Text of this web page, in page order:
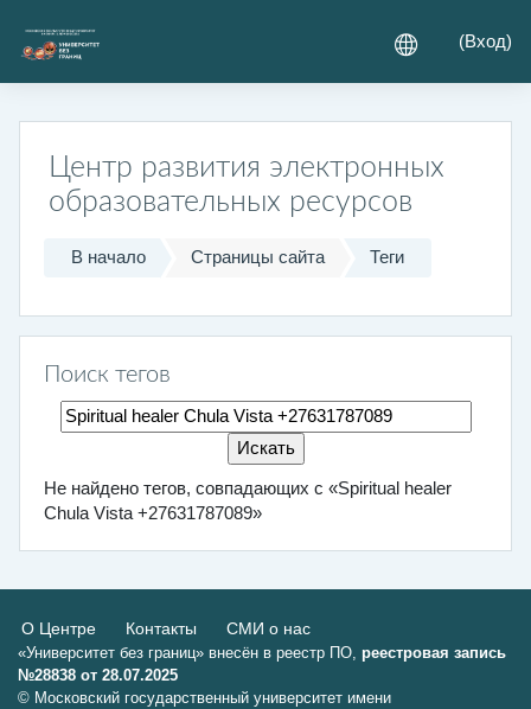
(Вход)
Центр развития электронных
образовательных ресурсов
В начало Страницы сайта Теги
Поиск тегов
Поиск тегов
Не найдено тегов, совпадающих с «Spiritual healer
Chula Vista +27631787089»
О Центре Контакты СМИ о нас
«Университет без границ» внесён в реестр ПО, реестровая запись
№28838 от 28.07.2025
© Московский государственный университет имени